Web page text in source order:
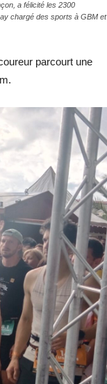
a félicité les 2300
chargé des sports à GBM et
parcourt une